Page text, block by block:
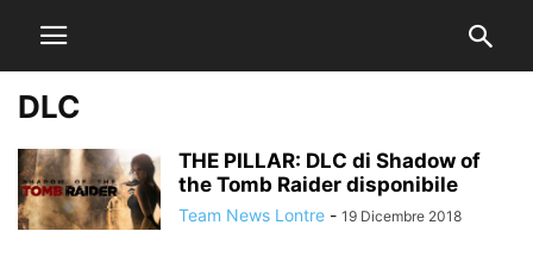
DLC
THE PILLAR: DLC di Shadow of
the Tomb Raider disponibile
Team News Lontre - 19 Dicembre 2018